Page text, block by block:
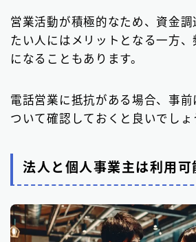
営業活動が積極的なため、資金
たい人にはメリットとなる一方、
になることもあります。
電話営業に抵抗がある場合、事前
ついて確認しておくと良いでしょ
法人と個人事業主は利用可